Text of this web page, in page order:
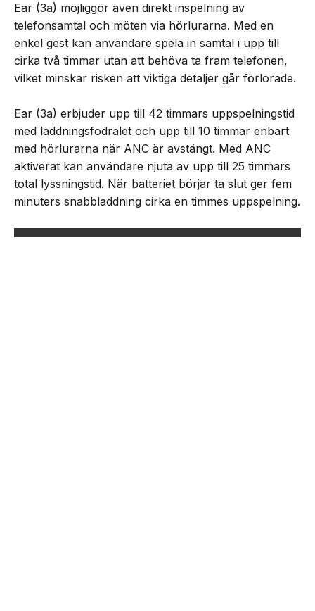
Ear (3a) möjliggör även direkt inspelning av
telefonsamtal och möten via hörlurarna. Med en
enkel gest kan användare spela in samtal i upp till
cirka två timmar utan att behöva ta fram telefonen,
vilket minskar risken att viktiga detaljer går förlorade.
Ear (3a) erbjuder upp till 42 timmars uppspelningstid
med laddningsfodralet och upp till 10 timmar enbart
med hörlurarna när ANC är avstängt. Med ANC
aktiverat kan användare njuta av upp till 25 timmars
total lyssningstid. När batteriet börjar ta slut ger fem
minuters snabbladdning cirka en timmes uppspelning.